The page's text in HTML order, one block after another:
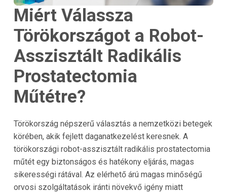
Miért Válassza
Törökországot a Robot-
Asszisztált Radikális
Prostatectomia
Műtétre?
Törökország népszerű választás a nemzetközi betegek
körében, akik fejlett daganatkezelést keresnek. A
törökországi robot-asszisztált radikális prostatectomia
műtét egy biztonságos és hatékony eljárás, magas
sikerességi rátával. Az elérhető árú magas minőségű
orvosi szolgáltatások iránti növekvő igény miatt